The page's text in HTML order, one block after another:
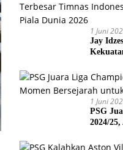
1 Juni
Jay
Dunia
1 Juni
PSG
2024/
Prancis